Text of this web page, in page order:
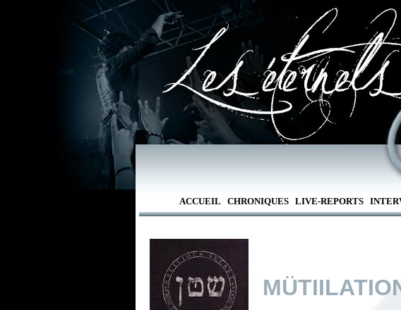
ACCUEIL CHRONIQUES LIVE-REPORTS